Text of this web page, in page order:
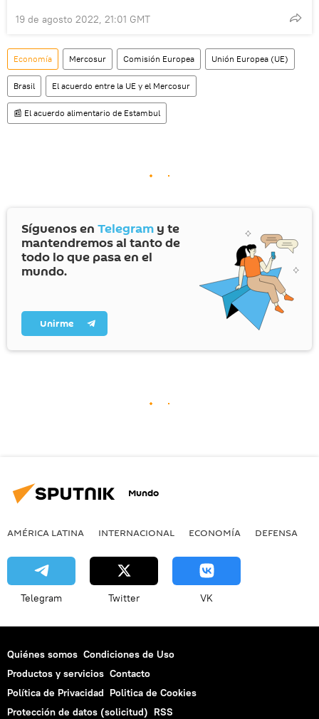
19 de agosto 2022, 21:01 GMT
Economía Mercosur Comisión Europea Unión Europea (UE)
Brasil El acuerdo entre la UE y el Mercosur
📰 El acuerdo alimentario de Estambul
Síguenos en Telegram y te
mantendremos al tanto de
todo lo que pasa en el
mundo.
Unirme
Mundo
AMÉRICA LATINA INTERNACIONAL ECONOMÍA DEFENSA
Telegram Twitter VK
Quiénes somos Condiciones de Uso
Productos y servicios Contacto
Política de Privacidad Politica de Cookies
Protección de datos (solicitud) RSS